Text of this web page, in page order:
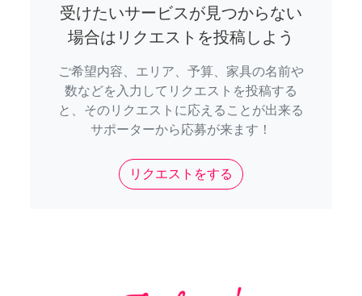
受けたいサービスが見つからない
場合はリクエストを投稿しよう
ご希望内容、エリア、予算、家具の名前や
数などを入力してリクエストを投稿する
と、そのリクエストに応えることが出来る
サポーターから応募が来ます！
リクエストをする